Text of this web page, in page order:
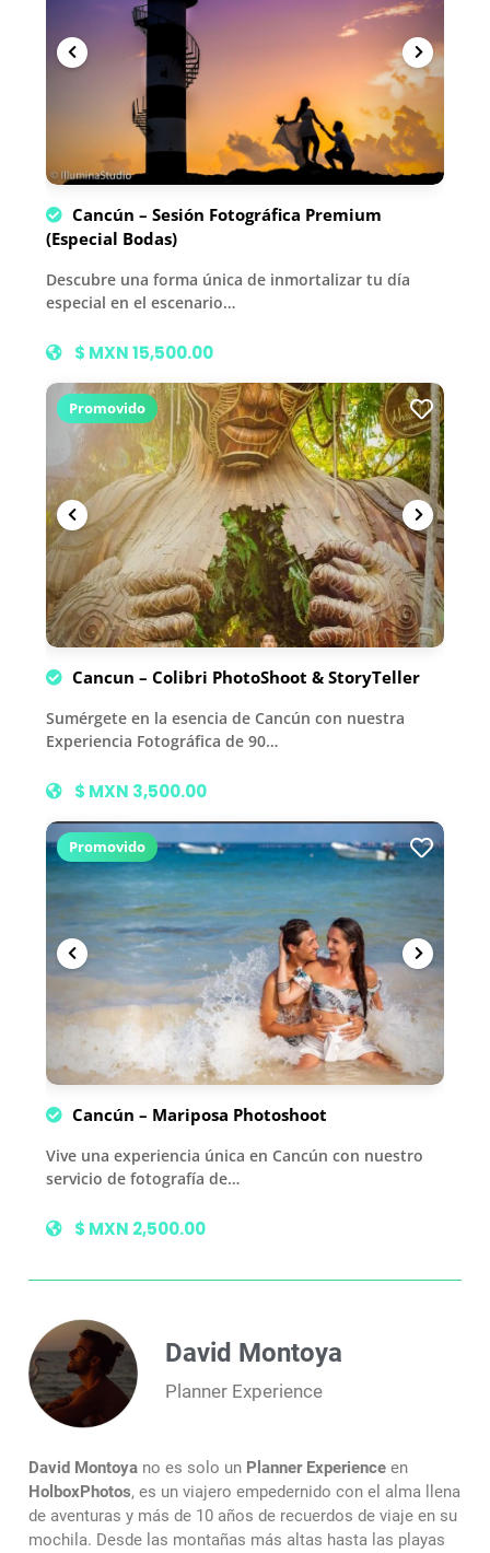
Cancún – Sesión Fotográfica Premium
(Especial Bodas)
Descubre una forma única de inmortalizar tu día
especial en el escenario…
$ MXN 15,500.00
Promovido
Cancun – Colibri PhotoShoot & StoryTeller
Sumérgete en la esencia de Cancún con nuestra
Experiencia Fotográfica de 90…
$ MXN 3,500.00
Promovido
Cancún – Mariposa Photoshoot
Vive una experiencia única en Cancún con nuestro
servicio de fotografía de…
$ MXN 2,500.00
David Montoya
Planner Experience
David Montoya no es solo un Planner Experience en
HolboxPhotos, es un viajero empedernido con el alma llena
de aventuras y más de 10 años de recuerdos de viaje en su
mochila. Desde las montañas más altas hasta las playas